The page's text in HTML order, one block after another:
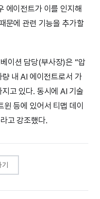
에이전트가 이를 인지해
문에 관련 기능을 추가할
이션 담당(부사장)은 “압
내 AI 에이전트로서 가
고 있다. 동시에 AI 기술
등에 있어서 티맵 데이
고 강조했다.